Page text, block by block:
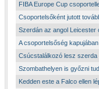
FIBA Europe Cup
Csoportelsőként jutott
Szerdán az angol Leicester
A csoportelsőség
Csúcstalálkozó lesz szerda
Szombathelyen is győzni
Kedden este a Falco ellen